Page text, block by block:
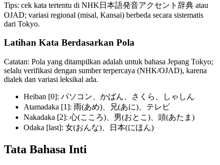
Tips: cek kata tertentu di NHK日本語発音アクセント辞典 atau
OJAD; variasi regional (misal, Kansai) berbeda secara sistematis
dari Tokyo.
Latihan Kata Berdasarkan Pola
Catatan: Pola yang ditampilkan adalah untuk bahasa Jepang Tokyo;
selalu verifikasi dengan sumber terpercaya (NHK/OJAD), karena
dialek dan variasi leksikal ada.
Heiban [0]: パソコン、かばん、さくら、しゃしん
Atamadaka [1]: 雨(あめ)、兄(あに)、テレビ
Nakadaka [2]: 心(こころ)、男(おとこ)、頭(あたま)
Odaka [last]: 女(おんな)、日本(にほん)
Tata Bahasa Inti